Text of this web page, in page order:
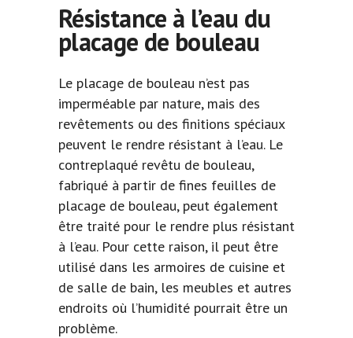
Résistance à l’eau du
placage de bouleau
Le placage de bouleau n’est pas
imperméable par nature, mais des
revêtements ou des finitions spéciaux
peuvent le rendre résistant à l’eau. Le
contreplaqué revêtu de bouleau,
fabriqué à partir de fines feuilles de
placage de bouleau, peut également
être traité pour le rendre plus résistant
à l’eau. Pour cette raison, il peut être
utilisé dans les armoires de cuisine et
de salle de bain, les meubles et autres
endroits où l’humidité pourrait être un
problème.